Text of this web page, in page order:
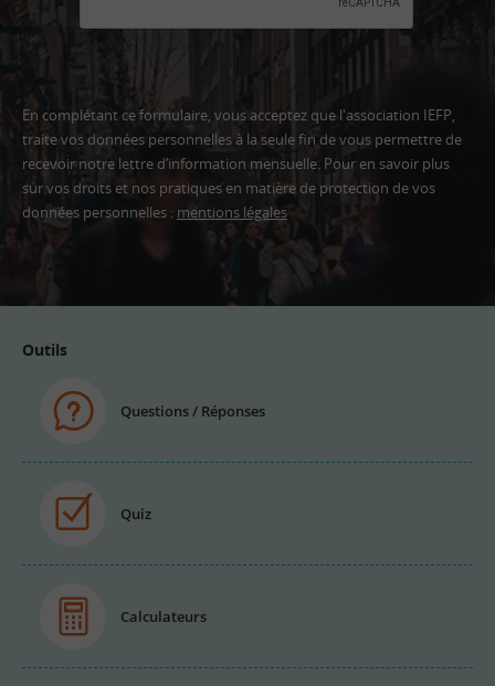
En complétant ce formulaire, vous acceptez que l'association IEFP,
traite vos données personnelles à la seule fin de vous permettre de
recevoir notre lettre d’information mensuelle. Pour en savoir plus
sur vos droits et nos pratiques en matière de protection de vos
données personnelles : mentions légales
Adresse
Outils
Questions / Réponses
Quiz
Calculateurs